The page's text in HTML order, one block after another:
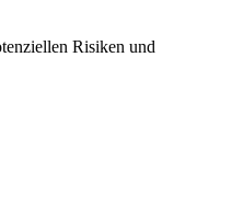
Risiken und